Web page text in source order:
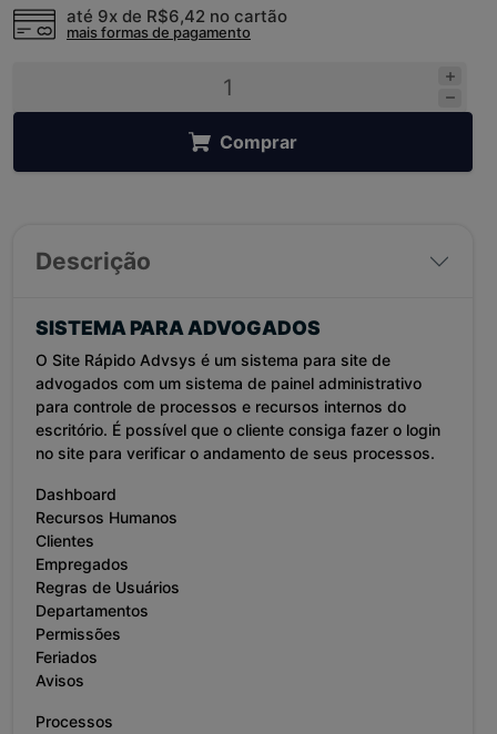
até 9x de R$6,42 no cartão
mais formas de pagamento
Comprar
Descrição
SISTEMA PARA ADVOGADOS
O Site Rápido Advsys é um sistema para site de
advogados com um sistema de painel administrativo
para controle de processos e recursos internos do
escritório. É possível que o cliente consiga fazer o login
no site para verificar o andamento de seus processos.
Dashboard
Recursos Humanos
Clientes
Empregados
Regras de Usuários
Departamentos
Permissões
Feriados
Avisos
Processos